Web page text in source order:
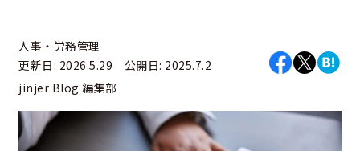
人事・労務管理
更新日: 2026.5.29 公開日: 2025.7.2
jinjer Blog 編集部